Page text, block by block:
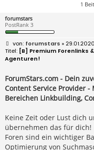
1
forumstars
PostRank 3
B
e
i
t
g
forumstars »
[B] Premium Forenlinks
Agenturen!
ForumStars.com - Dein
Content Service Provider
Bereichen Linkbuilding,
Keine Zeit oder Lust dich
übernehmen das für dich!
Foren sind ein wichtiger
Optimierung von